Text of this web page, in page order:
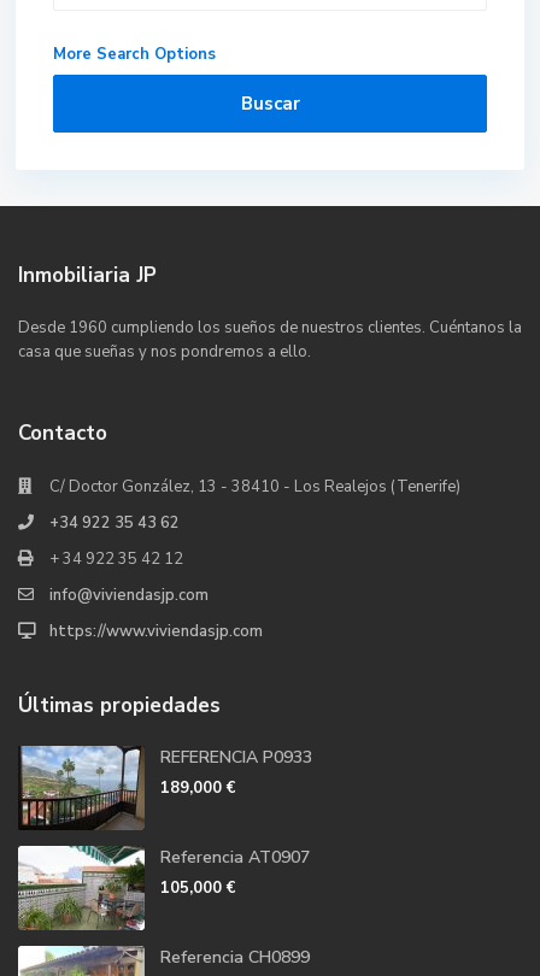
More Search Options
Buscar
Inmobiliaria JP
Desde 1960 cumpliendo los sueños de nuestros clientes. Cuéntanos la
casa que sueñas y nos pondremos a ello.
Contacto
C/ Doctor González, 13 - 38410 - Los Realejos (Tenerife)
+34 922 35 43 62
+ 34 922 35 42 12
info@viviendasjp.com
https://www.viviendasjp.com
Últimas propiedades
REFERENCIA P0933
189,000 €
Referencia AT0907
105,000 €
Referencia CH0899